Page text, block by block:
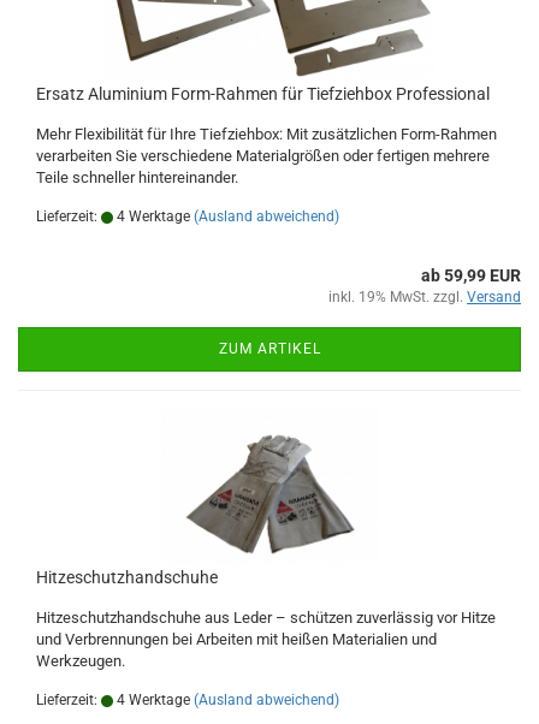
Ersatz Aluminium Form-Rahmen für Tiefziehbox Professional
Mehr Flexibilität für Ihre Tiefziehbox: Mit zusätzlichen Form-Rahmen
verarbeiten Sie verschiedene Materialgrößen oder fertigen mehrere
Teile schneller hintereinander.
Lieferzeit: 4 Werktage (Ausland abweichend)
ab 59,99 EUR
inkl. 19% MwSt. zzgl. Versand
ZUM ARTIKEL
Hitzeschutzhandschuhe
Hitzeschutzhandschuhe aus Leder – schützen zuverlässig vor Hitze
und Verbrennungen bei Arbeiten mit heißen Materialien und
Werkzeugen.
Lieferzeit: 4 Werktage (Ausland abweichend)